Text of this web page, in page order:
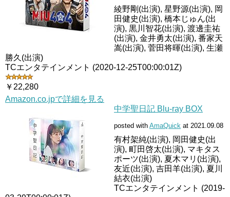
綾野剛(出演), 星野源(出演), 岡
田健史(出演), 橋本じゅん(出
演), 黒川智花(出演), 渡邊圭祐
(出演), 金井勇太(出演), 番家天
嵩(出演), 菅田将暉(出演), 生瀬
勝久(出演)
TCエンタテインメント (2020-12-25T00:00:01Z)
￥22,280
Amazon.co.jpで詳細を見る
中学聖日記 Blu-ray BOX
posted with AmaQuick at 2021.09.08
有村架純(出演), 岡田健史(出
演), 町田啓太(出演), マキタス
ポーツ(出演), 夏木マリ(出演),
友近(出演), 吉田羊(出演), 夏川
結衣(出演)
TCエンタテインメント (2019-